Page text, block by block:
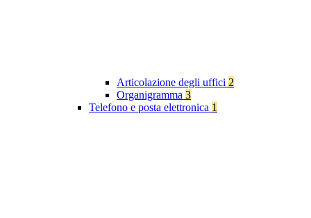
Articolazione degli uffici 2
Organigramma 3
Telefono e posta elettronica 1